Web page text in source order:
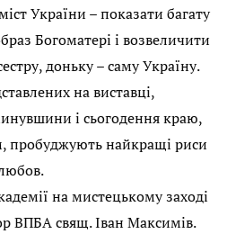
України – показати багату
Богоматері і возвеличити
доньку – саму Україну.
на виставці,
і сьогодення краю,
пробуджують найкращі риси
на мистецькому заході
ВПБА свящ. Іван Максимів.